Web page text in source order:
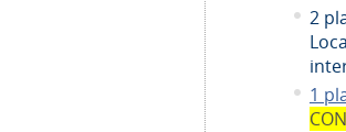
2
1